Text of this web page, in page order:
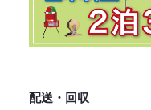
配送・回収